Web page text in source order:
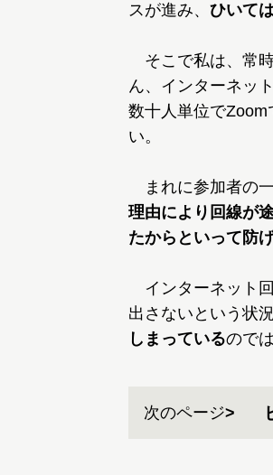
スが進み、 ひいて
そこで私は、常
ん、インターネッ
数十人単位で
い。
まれに参加者の
理由により回線が
たからといって防
インターネット
出さないという状
しまっているので
次のページ